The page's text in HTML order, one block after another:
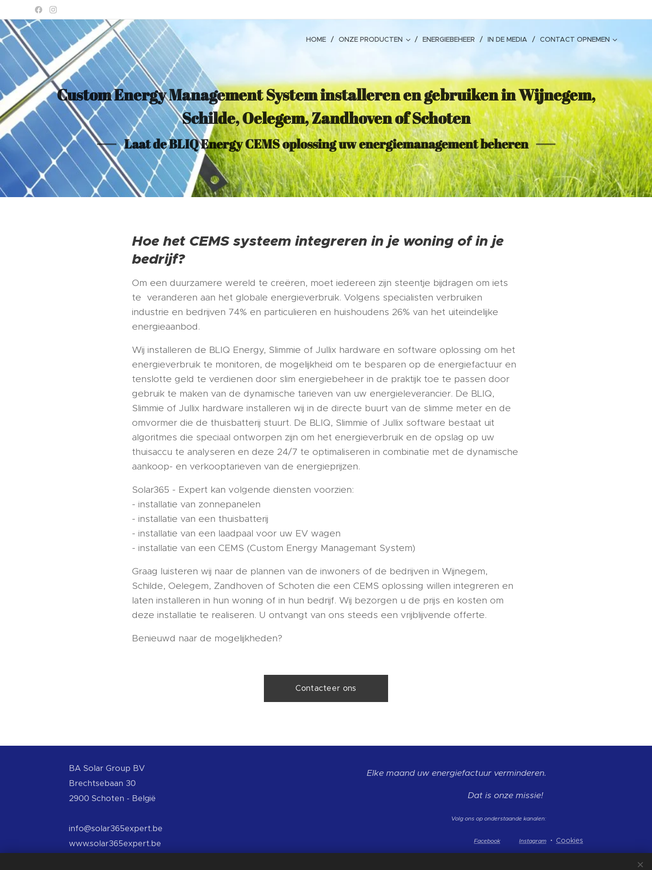
HOME ONZE PRODUCTEN ENERGIEBEHEER IN DE MEDIA CONTACT OPNEMEN
Custom Energy Management Systeminstalleren en gebruiken in Wijnegem,
Schilde, Oelegem, Zandhoven of Schoten
Laat de BLIQ Energy CEMS oplossing uw energiemanagement beheren
Hoe het CEMS systeem integreren in je woning of in je
bedrijf?
Om een duurzamere wereld te creëren, moet iedereen zijn steentje bijdragen om iets
te veranderen aan het globale energieverbruik. Volgens specialisten verbruiken
industrie en bedrijven 74% en particulieren en huishoudens 26% van het uiteindelijke
energieaanbod.
Wij installeren de BLIQ Energy, Slimmie of Jullix hardware en software oplossing om het
energieverbruik te monitoren, de mogelijkheid om te besparen op de energiefactuur en
tenslotte geld te verdienen door slim energiebeheer in de praktijk toe te passen door
gebruik te maken van de dynamische tarieven van uw energieleverancier. De BLIQ,
Slimmie of Jullix hardware installeren wij in de directe buurt van de slimme meter en de
omvormer die de thuisbatterij stuurt. De BLIQ, Slimmie of Jullix software bestaat uit
algoritmes die speciaal ontworpen zijn om het energieverbruik en de opslag op uw
thuisaccu te analyseren en deze 24/7 te optimaliseren in combinatie met de dynamische
aankoop- en verkooptarieven van de energieprijzen.
Solar365 - Expert kan volgende diensten voorzien:
- installatie van zonnepanelen
- installatie van een thuisbatterij
- installatie van een laadpaal voor uw EV wagen
- installatie van een CEMS (Custom Energy Managemant System)
Graag luisteren wij naar de plannen van de inwoners of de bedrijven in Wijnegem,
Schilde, Oelegem, Zandhoven of Schoten die een CEMS oplossing willen integreren en
laten installeren in hun woning of in hun bedrijf. Wij bezorgen u de prijs en kosten om
deze installatie te realiseren. U ontvangt van ons steeds een vrijblijvende offerte.
Benieuwd naar de mogelijkheden?
Contacteer ons
BA Solar Group BV
Brechtsebaan 30
2900 Schoten - België
info@solar365expert.be
www.solar365expert.be
Elke maand uw energiefactuur verminderen.
Dat is onze missie!
Volg ons op onderstaande kanalen:
Facebook Instagram Cookies